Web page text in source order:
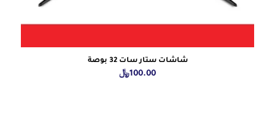
شاشات ستار سات 32 بوصة
100.00﷼